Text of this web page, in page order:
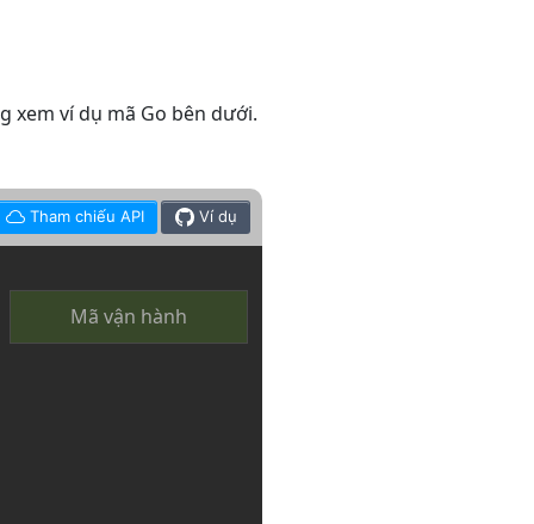
xem ví dụ mã Go bên dưới.
Tham chiếu API Ví dụ
Mã vận hành